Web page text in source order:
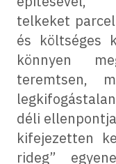
telkeket
és költséges
könnyen
teremtsen,
déli
kifejezetten
rideg”